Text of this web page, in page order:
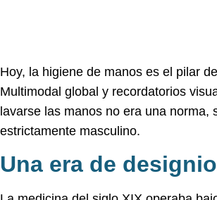
Hoy, la higiene de manos es el pilar
Multimodal global y recordatorios
lavarse las manos no era una
estrictamente masculino.
Una era de